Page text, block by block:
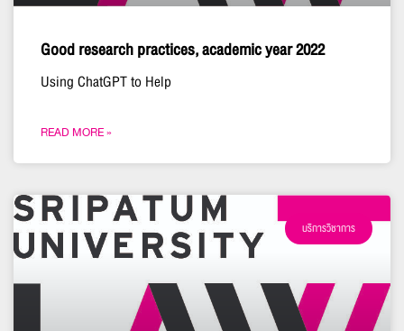
Good research practices, academic year 2022
Using ChatGPT to Help
READ MORE »
บริการวิชาการ